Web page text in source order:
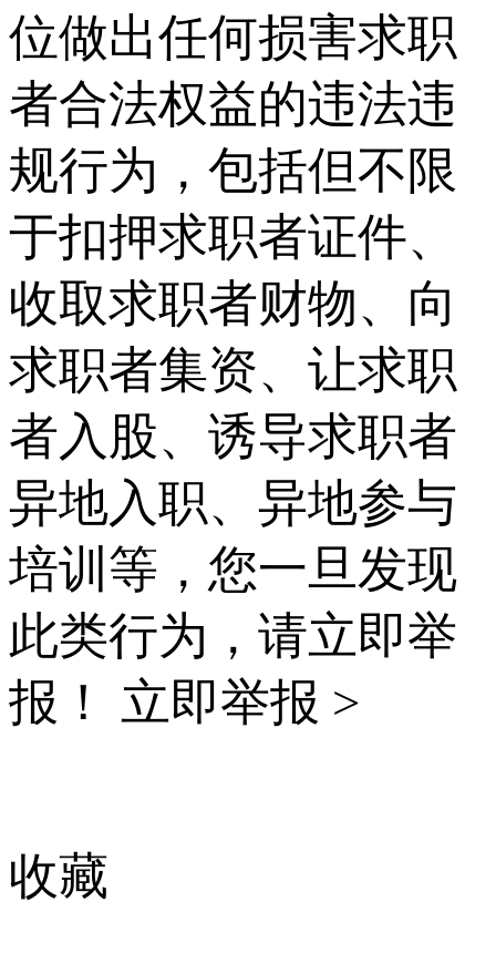
位做出任何损害求职
者合法权益的违法违
规行为，包括但不限
于扣押求职者证件、
收取求职者财物、向
求职者集资、让求职
者入股、诱导求职者
异地入职、异地参与
培训等，您一旦发现
此类行为，请立即举
报！ 立即举报 >
收藏